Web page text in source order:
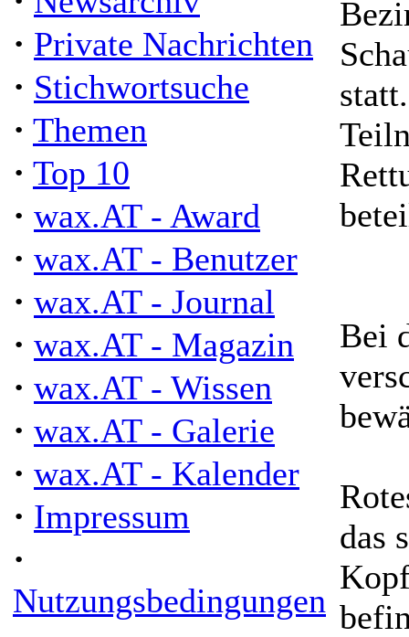
· Private Nachrichten
· Stichwortsuche
· Themen
· Top 10
· wax.AT - Award
· wax.AT - Benutzer
· wax.AT - Journal
· wax.AT - Magazin
· wax.AT - Wissen
· wax.AT - Galerie
· wax.AT - Kalender
· Impressum
·
Nutzungsbedingungen
Bei
das